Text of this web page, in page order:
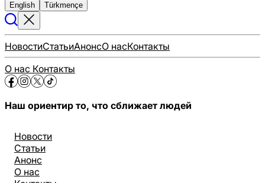
English Türkmençe
НовостиСтатьиАнонсО насКонтакты
О нас Контакты
Наш ориентир то, что сближает людей
Новости
Статьи
Анонс
О нас